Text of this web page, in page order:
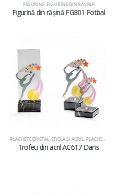
FIGURINE, FIGURINE DIN RĂŞINĂ
Figurină din rășină FG801 Fotbal
PLACHETE CRISTAL, STICLĂ ŞI ACRIL, PLACHETE DIN ACRIL
Trofeu din acril AC617 Dans